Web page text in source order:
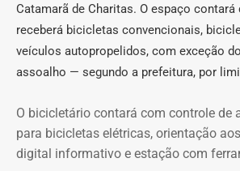
Catamarã de Charitas. O espaço contará
receberá bicicletas convencionais,
veículos autopropelidos, com exceção
assoalho — segundo a prefeitura, por
O bicicletário contará com controle de
para bicicletas elétricas, orientação
digital informativo e estação com